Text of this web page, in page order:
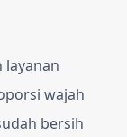
wajah
bersih